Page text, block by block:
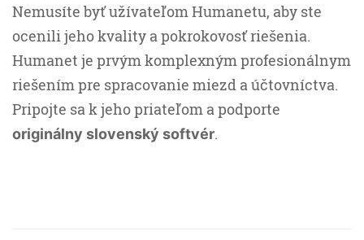
Nemusíte byť užívateľom Humanetu, aby ste
ocenili jeho kvality a pokrokovosť riešenia.
Humanet je prvým komplexným profesionálnym
riešením pre spracovanie miezd a účtovníctva.
Pripojte sa k jeho priateľom a podporte
originálny slovenský softvér.